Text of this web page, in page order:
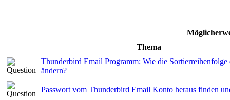
Thema
Thunderbird Email Programm: Wie die
ändern?
Passwort vom Thunderbird Email Konto heraus finden